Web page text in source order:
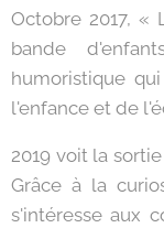
Octobre 2017, «
bande
humoristique
l'enfance et de
2019 voit la
Grâce à la
s'intéresse aux